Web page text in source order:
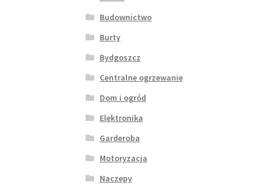
Budownictwo
Burty
Bydgoszcz
Centralne ogrzewanie
Dom i ogród
Elektronika
Garderoba
Motoryzacja
Naczepy